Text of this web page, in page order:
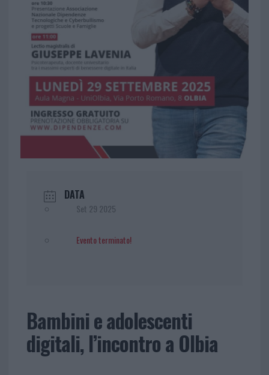
DATA
Set 29 2025
Evento terminato!
Bambini e adolescenti
digitali, l’incontro a Olbia